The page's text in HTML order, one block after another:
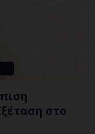
στο